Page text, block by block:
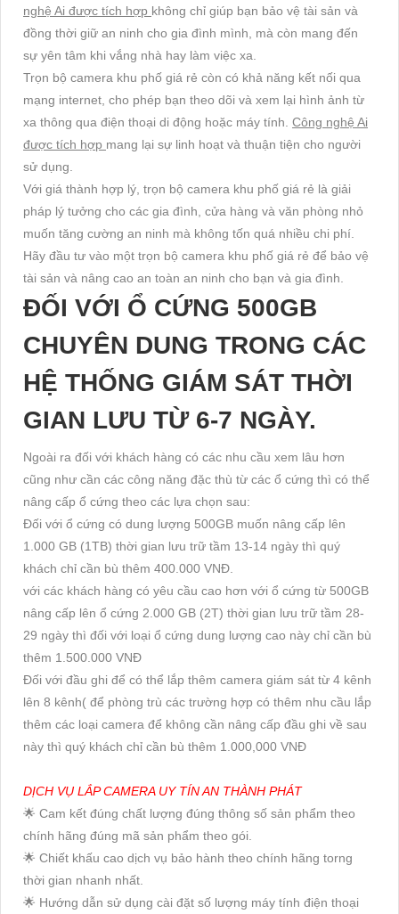
nghệ Ai được tích hợp không chỉ giúp bạn bảo vệ tài sản và
đồng thời giữ an ninh cho gia đình mình, mà còn mang đến
sự yên tâm khi vắng nhà hay làm việc xa.
Trọn bộ camera khu phố giá rẻ còn có khả năng kết nối qua
mạng internet, cho phép bạn theo dõi và xem lại hình ảnh từ
xa thông qua điện thoại di động hoặc máy tính. Công nghệ Ai
được tích hợp mang lại sự linh hoạt và thuận tiện cho người
sử dụng.
Với giá thành hợp lý, trọn bộ camera khu phố giá rẻ là giải
pháp lý tưởng cho các gia đình, cửa hàng và văn phòng nhỏ
muốn tăng cường an ninh mà không tốn quá nhiều chi phí.
Hãy đầu tư vào một trọn bộ camera khu phố giá rẻ để bảo vệ
tài sản và nâng cao an toàn an ninh cho bạn và gia đình.
ĐỐI VỚI Ổ CỨNG 500GB
CHUYÊN DUNG TRONG CÁC
HỆ THỐNG GIÁM SÁT THỜI
GIAN LƯU TỪ 6-7 NGÀY.
Ngoài ra đối với khách hàng có các nhu cầu xem lâu hơn
cũng như cần các công năng đặc thù từ các ổ cứng thì có thể
nâng cấp ổ cứng theo các lựa chọn sau:
Đối với ổ cứng có dung lượng 500GB muốn nâng cấp lên
1.000 GB (1TB) thời gian lưu trữ tầm 13-14 ngày thì quý
khách chỉ cần bù thêm 400.000 VNĐ.
với các khách hàng có yêu cầu cao hơn với ổ cứng từ 500GB
nâng cấp lên ổ cứng 2.000 GB (2T) thời gian lưu trữ tầm 28-
29 ngày thì đối với loại ổ cứng dung lượng cao này chỉ cần bù
thêm 1.500.000 VNĐ
Đối với đầu ghi để có thể lắp thêm camera giám sát từ 4 kênh
lên 8 kênh( để phòng trù các trường hợp có thêm nhu cầu lắp
thêm các loại camera để không cần nâng cấp đầu ghi về sau
này thì quý khách chỉ cần bù thêm 1.000,000 VNĐ
DỊCH VỤ LẮP CAMERA UY TÍN AN THÀNH PHÁT
🌟 Cam kết đúng chất lượng đúng thông số sản phẩm theo
chính hãng đúng mã sản phẩm theo gói.
🌟 Chiết khấu cao dịch vụ bảo hành theo chính hãng torng
thời gian nhanh nhất.
🌟 Hướng dẫn sử dụng cài đặt số lượng máy tính điện thoại